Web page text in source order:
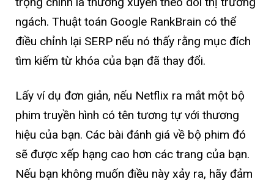
ngách. Thuật toán Google RankBrain có thể
điều chỉnh lại SERP nếu nó thấy rằng mục đích
tìm kiếm từ khóa của bạn đã thay đổi.
Lấy ví dụ đơn giản, nếu Netflix ra mắt một bộ
phim truyền hình có tên tương tự với thương
hiệu của bạn. Các bài đánh giá về bộ phim đó
sẽ được xếp hạng cao hơn các trang của bạn.
Nếu bạn không muốn điều này xảy ra, hãy đảm